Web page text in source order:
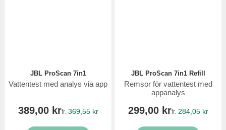
JBL ProScan 7in1
Vattentest med analys via app
389,00 krfr. 369,55 kr
JBL ProScan 7in1 Refill
Remsor för vattentest med
appanalys
299,00 krfr. 284,05 kr